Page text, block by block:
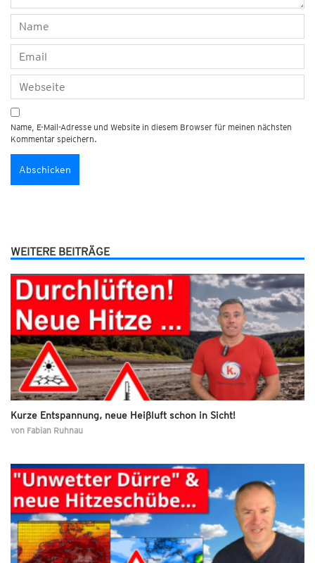
Name, E-Mail-Adresse und Website in diesem Browser für meinen nächsten
Kommentar speichern.
WEITERE BEITRÄGE
Kurze Entspannung, neue Heißluft schon in Sicht!
von Fabian Ruhnau